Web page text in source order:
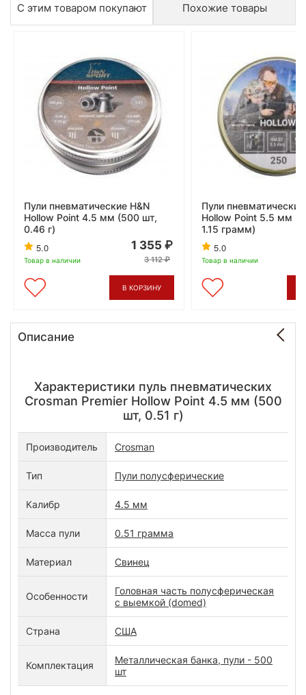
С этим товаром покупают Похожие товары
Пули пневматические H&N
Hollow Point 4.5 мм (500 шт,
0.46 г)
5.0
Товар в наличии
1 355
3 112
В КОРЗИНУ
Пули
Hollow Point 5.5 мм
1.15 грамм)
5.0
Товар в наличии
Описание
Характеристики пуль пневматических
Crosman Premier Hollow Point 4.5 мм (500
шт, 0.51 г)
Производитель Crosman
Тип Пули полусферические
Калибр 4.5 мм
Масса пули 0.51 грамма
Материал Свинец
Особенности
Головная часть полусферическая
с выемкой (domed)
Страна США
Комплектация
Металлическая банка, пули - 500
шт